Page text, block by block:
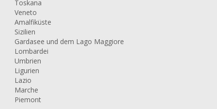
Toskana
Veneto
Amalfiküste
Sizilien
Gardasee und dem Lago Maggiore
Lombardei
Umbrien
Ligurien
Lazio
Marche
Piemont